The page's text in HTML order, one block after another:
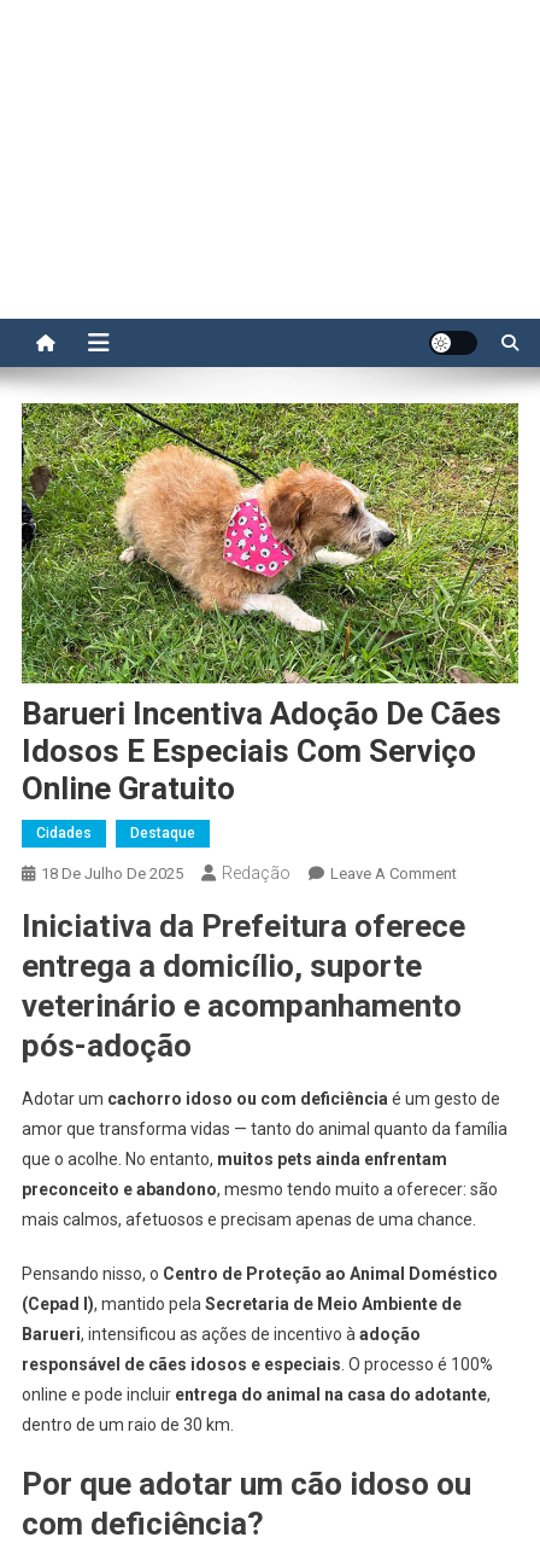
Barueri Incentiva Adoção De Cães
Idosos E Especiais Com Serviço
Online Gratuito
Cidades Destaque
18 De Julho De 2025 Redação Leave A CommentOn
Incentiva
Cães
Especiais
Com
Iniciativa da Prefeitura oferece
entrega a domicílio, suporte
veterinário e acompanhamento
pós-adoção
Adotar um cachorro idoso ou com deficiência é um gesto de
amor que transforma vidas — tanto do animal quanto da família
que o acolhe. No entanto, muitos pets ainda enfrentam
preconceito e abandono, mesmo tendo muito a oferecer: são
mais calmos, afetuosos e precisam apenas de uma chance.
Pensando nisso, o Centro de Proteção ao Animal Doméstico
(Cepad I), mantido pela Secretaria de Meio Ambiente de
Barueri, intensificou as ações de incentivo à adoção
responsável de cães idosos e especiais . O processo é 100%
online e pode incluir entrega do animal na casa do adotante,
dentro de um raio de 30 km.
Por que adotar um cão idoso ou
com deficiência?